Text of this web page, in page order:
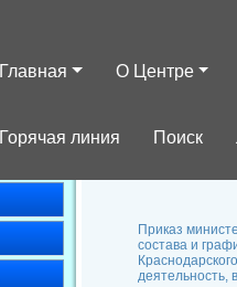
Главная О Центре
Горячая линия Поиск
Приказ
состава и
деятельность,